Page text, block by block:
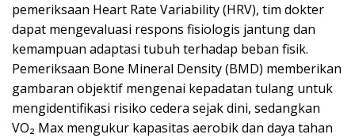
pemeriksaan Heart Rate Variability (HRV), tim dokter
dapat mengevaluasi respons fisiologis jantung dan
kemampuan adaptasi tubuh terhadap beban fisik.
Pemeriksaan Bone Mineral Density (BMD) memberikan
gambaran objektif mengenai kepadatan tulang untuk
mengidentifikasi risiko cedera sejak dini, sedangkan
VO₂ Max mengukur kapasitas aerobik dan daya tahan